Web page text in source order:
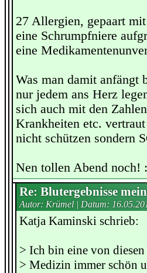
27 Allergien, gepaart
eine Schrumpfniere
eine
Was man damit anfängt
nur jedem ans Herz
sich auch mit den
Krankheiten etc.
nicht schützen sondern
Nen tollen Abend noch!
Re: Blutergebnisse
Autor: Krümel | Datum:
Katja Kaminski schrieb:
> Ich bin eine von
> Medizin immer schön